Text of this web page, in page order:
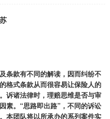
条款有不同的解读，因而纠纷不
格式条款从而很容易让保险人的
诉诸法律时，理赔思维是否与审
素。“思路即出路”，不同的诉讼
本团队将以所承办的系列案件实